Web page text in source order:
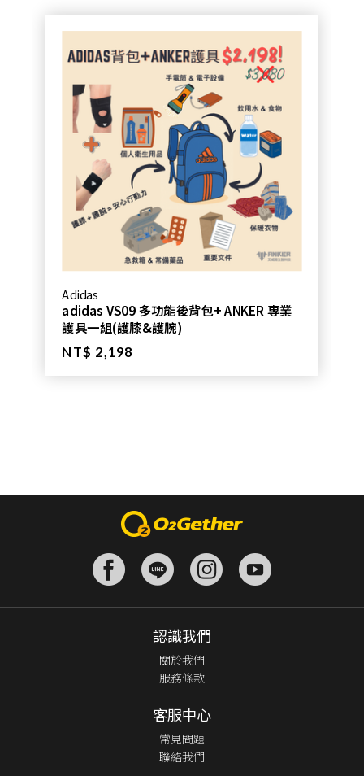
Adidas
adidas VS09 多功能後背包+ ANKER 專業
護具一組(護膝&護腕)
NT$ 2,198
認識我們
關於我們
服務條款
客服中心
常見問題
聯絡我們